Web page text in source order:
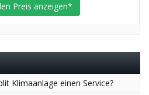
Preis anzeigen*
Klimaanlage einen Service?